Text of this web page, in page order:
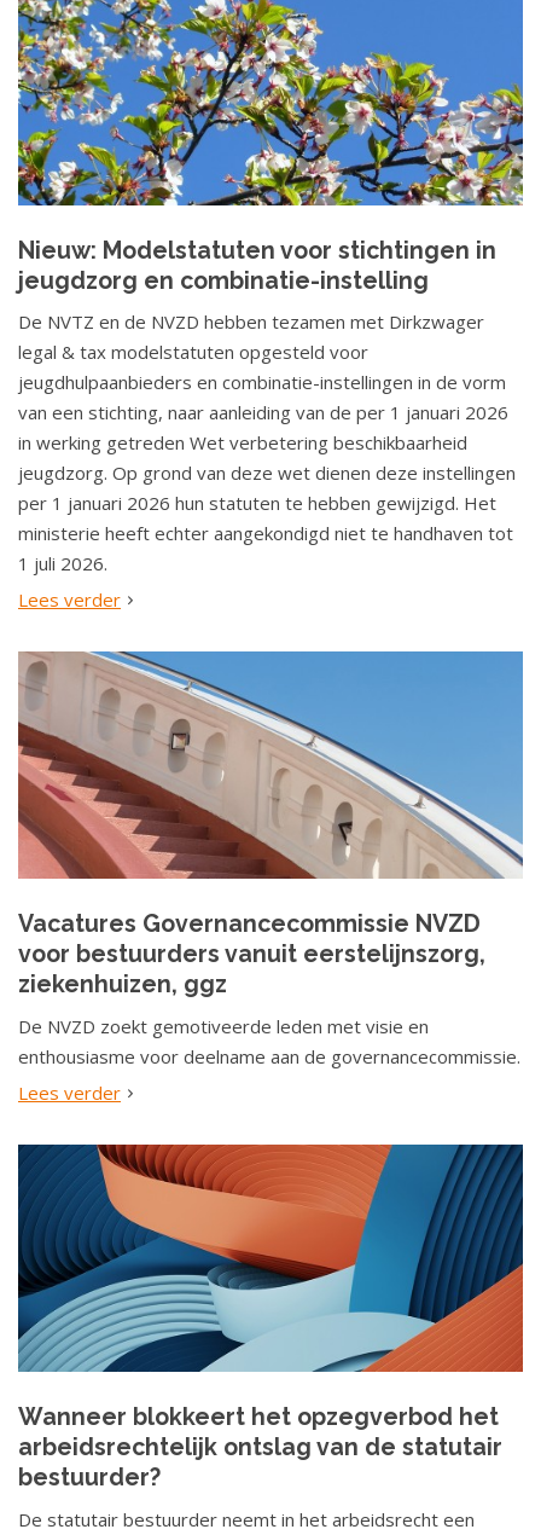
Nieuw: Modelstatuten voor stichtingen in
jeugdzorg en combinatie-instelling
De NVTZ en de NVZD hebben tezamen met Dirkzwager
legal & tax modelstatuten opgesteld voor
jeugdhulpaanbieders en combinatie-instellingen in de vorm
van een stichting, naar aanleiding van de per 1 januari 2026
in werking getreden Wet verbetering beschikbaarheid
jeugdzorg. Op grond van deze wet dienen deze instellingen
per 1 januari 2026 hun statuten te hebben gewijzigd. Het
ministerie heeft echter aangekondigd niet te handhaven tot
1 juli 2026.
Lees verder
Vacatures Governancecommissie NVZD
voor bestuurders vanuit eerstelijnszorg,
ziekenhuizen, ggz
De NVZD zoekt gemotiveerde leden met visie en
enthousiasme voor deelname aan de governancecommissie.
Lees verder
Wanneer blokkeert het opzegverbod het
arbeidsrechtelijk ontslag van de statutair
bestuurder?
De statutair bestuurder neemt in het arbeidsrecht een